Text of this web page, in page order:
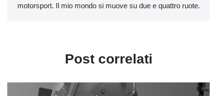
motorsport. Il mio mondo si muove su due e quattro ruote.
Post correlati